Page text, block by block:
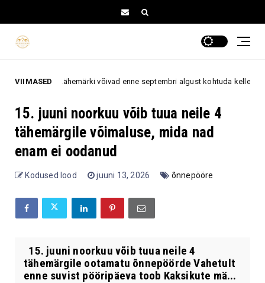
VIIMASEDvõivad enne septembri algust kohtuda kellegagi, kes muudab
15. juuni noorkuu võib tuua neile 4
tähemärgile võimaluse, mida nad
enam ei oodanud
Kodused lood juuni 13, 2026 õnnepööre
15. juuni noorkuu võib tuua neile 4
tähemärgile ootamatu õnnepöörde Vahetult
enne suvist pööripäeva toob Kaksikute mä...